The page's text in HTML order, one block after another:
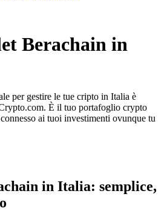
Berachain in
per gestire le tue cripto in Italia è
È il tuo portafoglio crypto
ai tuoi investimenti ovunque tu
in Italia: semplice,